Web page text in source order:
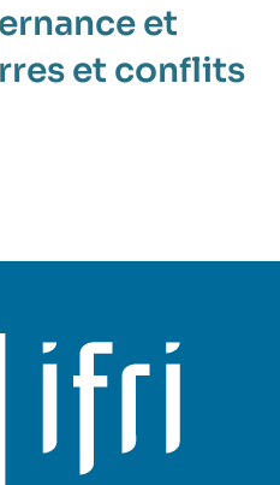
et
et conflits